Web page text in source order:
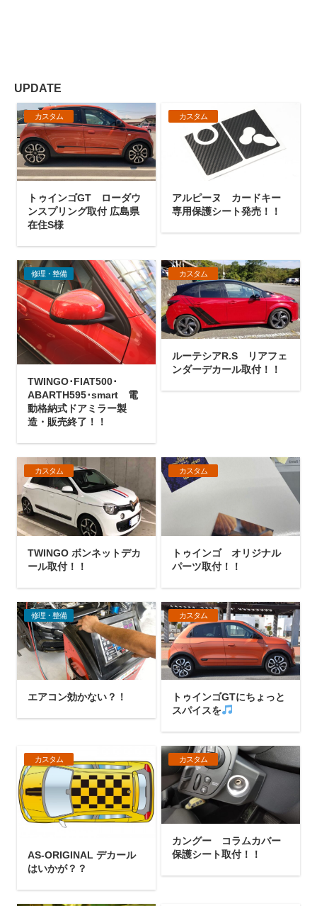
UPDATE
カスタム
トゥインゴGT ローダウ
ンスプリング取付 広島県
在住S様
カスタム
アルピーヌ カードキー
専用保護シート発売！！
修理・整備
TWINGO･FIAT500･
ABARTH595･smart 電
動格納式ドアミラー製
造・販売終了！！
カスタム
ルーテシアR.S リアフェ
ンダーデカール取付！！
カスタム
TWINGO ボンネットデカ
ール取付！！
カスタム
トゥインゴ オリジナル
パーツ取付！！
修理・整備
エアコン効かない？！
カスタム
トゥインゴGTにちょっと
スパイスを
カスタム
AS-ORIGINAL デカール
はいかが？？
カスタム
カングー コラムカバー
保護シート取付！！